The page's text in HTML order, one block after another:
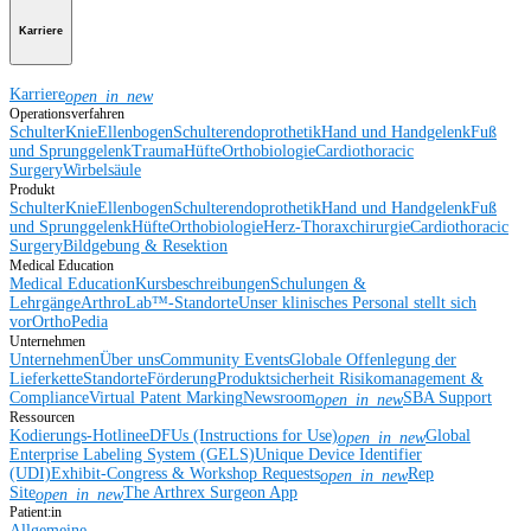
Karriere
Karriereopen_in_new
Operationsverfahren
SchulterKnieEllenbogenSchulterendoprothetikHand und HandgelenkFuß
und SprunggelenkTraumaHüfteOrthobiologieCardiothoracic
SurgeryWirbelsäule
Produkt
SchulterKnieEllenbogenSchulterendoprothetikHand und HandgelenkFuß
und SprunggelenkHüfteOrthobiologieHerz-ThoraxchirurgieCardiothoracic
SurgeryBildgebung & Resektion
Medical Education
Medical EducationKursbeschreibungenSchulungen &
LehrgängeArthroLab™-StandorteUnser klinisches Personal stellt sich
vorOrthoPedia
Unternehmen
UnternehmenÜber unsCommunity EventsGlobale Offenlegung der
LieferketteStandorteFörderungProduktsicherheit Risikomanagement &
ComplianceVirtual Patent MarkingNewsroomopen_in_newSBA Support
Ressourcen
Kodierungs-HotlineeDFUs (Instructions for Use)open_in_newGlobal
Enterprise Labeling System (GELS)Unique Device Identifier
(UDI)Exhibit-Congress & Workshop Requestsopen_in_newRep
Siteopen_in_newThe Arthrex Surgeon App
Patient:in